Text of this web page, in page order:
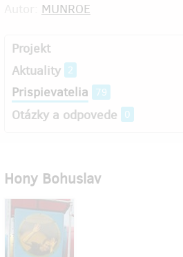
MUNROE
Projekt
Aktuality 2
Prispievatelia 79
Otázky a odpovede 0
Hony Bohuslav